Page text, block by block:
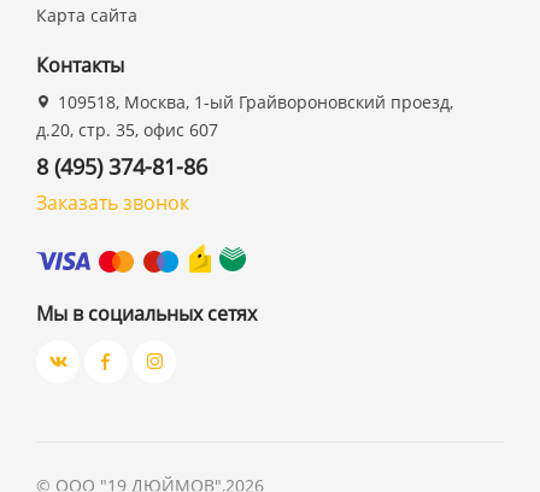
Карта сайта
Контакты
109518, Москва, 1-ый Грайвороновский проезд,
д.20, стр. 35, офис 607
8 (495) 374-81-86
Заказать звонок
Мы в социальных сетях
© ООО "19 ДЮЙМОВ",2026